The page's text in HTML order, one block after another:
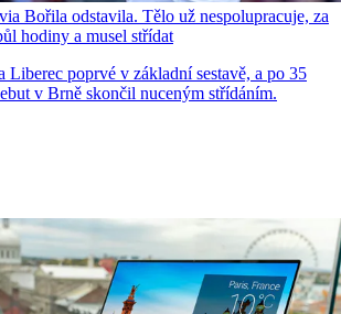
Bořila odstavila. Tělo už nespolupracuje, za
hodiny a musel střídat
Liberec poprvé v základní sestavě, a po 35
v Brně skončil nuceným střídáním.